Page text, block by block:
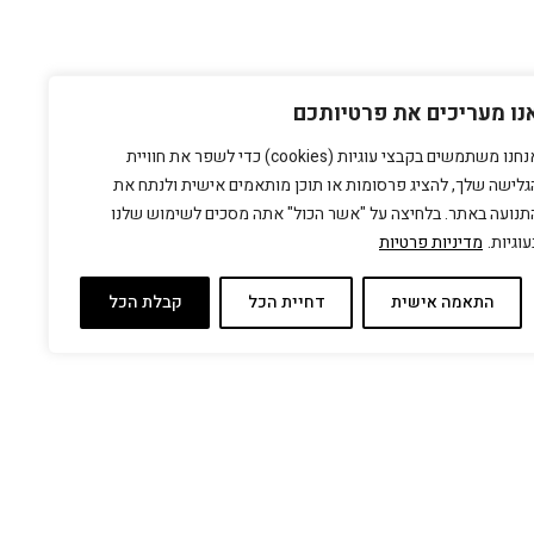
מעריכים את פרטיותכם
אנחנו משתמשים בקבצי עוגיות (cookies) כדי לשפר את חוויית
שלך, להציג פרסומות או תוכן מותאמים אישית ולנתח את
באתר. בלחיצה על "אשר הכול" אתה מסכים לשימוש שלנו
מדיניות פרטיות
התאמה אישית דחיית הכל קבלת הכל